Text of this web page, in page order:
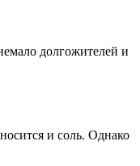
долгожителей и
и соль. Однако